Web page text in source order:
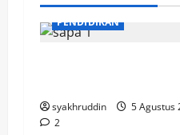
PENDIDIKAN
syakhruddin
5 Agustus
2MOZAIK KEHIDUPAN